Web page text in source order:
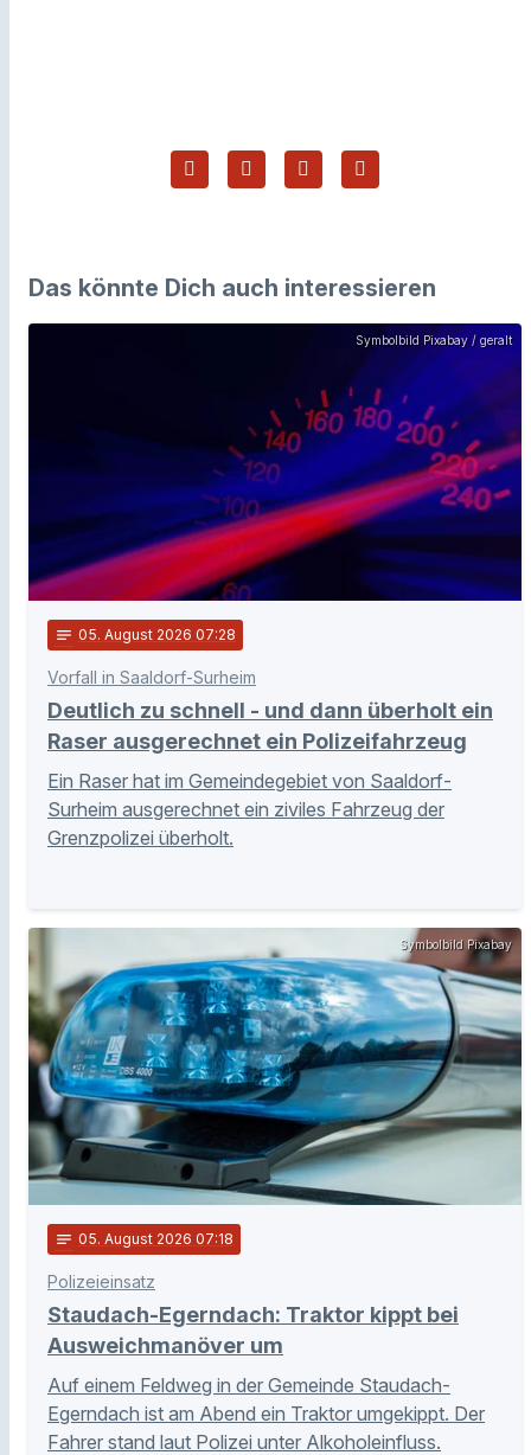
Das könnte Dich auch interessieren
Symbolbild Pixabay / geralt
notes 05. August 2026 07:28
Vorfall in Saaldorf-Surheim
Deutlich zu schnell - und dann überholt ein
Raser ausgerechnet ein Polizeifahrzeug
Ein Raser hat im Gemeindegebiet von Saaldorf-
Surheim ausgerechnet ein ziviles Fahrzeug der
Grenzpolizei überholt.
Symbolbild Pixabay
notes 05. August 2026 07:18
Polizeieinsatz
Staudach-Egerndach: Traktor kippt bei
Ausweichmanöver um
Auf einem Feldweg in der Gemeinde Staudach-
Egerndach ist am Abend ein Traktor umgekippt. Der
Fahrer stand laut Polizei unter Alkoholeinfluss.